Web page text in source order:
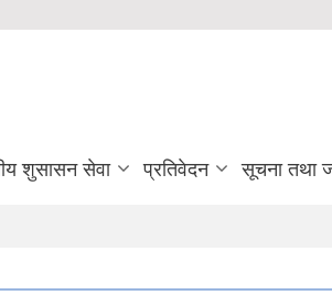
शुसासन सेवा प्रतिवेदन सूचना तथा